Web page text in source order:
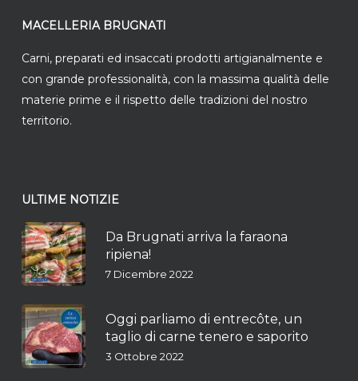
MACELLERIA BRUGNATI
Carni, preparati ed insaccati prodotti artigianalmente e
con grande professionalità, con la massima qualità delle
materie prime e il rispetto delle tradizioni del nostro
territorio.
ULTIME NOTIZIE
Da Brugnati arriva la faraona
ripiena!
7 Dicembre 2022
Oggi parliamo di entrecôte, un
taglio di carne tenero e saporito
3 Ottobre 2022